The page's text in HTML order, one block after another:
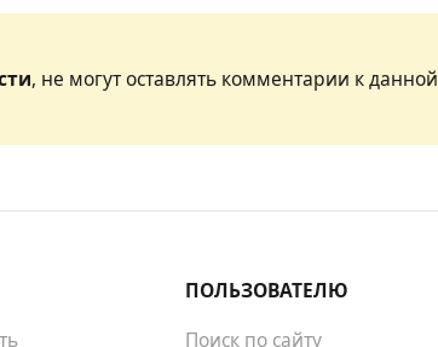
, не могут оставлять комментарии к данной
ПОЛЬЗОВАТЕЛЮ
Поиск по сайту